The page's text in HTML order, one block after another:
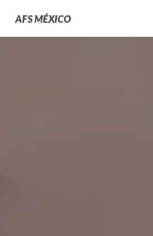
AFSMÉXICO